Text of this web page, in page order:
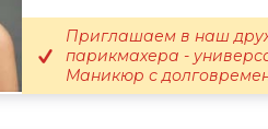
Приглашаем в наш
парикмахера -
Маникюр с